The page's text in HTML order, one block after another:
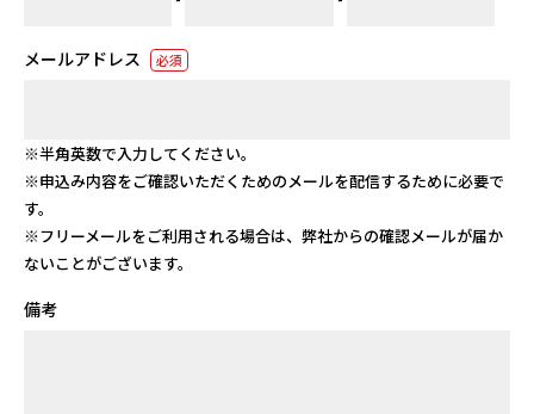
メールアドレス 必須
※半角英数で入力してください。
※申込み内容をご確認いただくためのメールを配信するために必要で
す。
※フリーメールをご利用される場合は、弊社からの確認メールが届か
ないことがございます。
備考